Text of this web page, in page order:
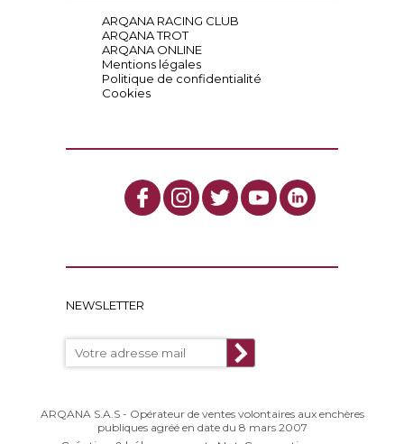
ARQANA RACING CLUB
ARQANA TROT
ARQANA ONLINE
Mentions légales
Politique de confidentialité
Cookies
NEWSLETTER
ARQANA S.A.S - Opérateur de ventes volontaires aux enchères
publiques agréé en date du 8 mars 2007